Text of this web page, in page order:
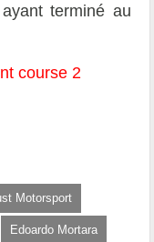
terminé au
course 2
Motorsport
Edoardo Mortara